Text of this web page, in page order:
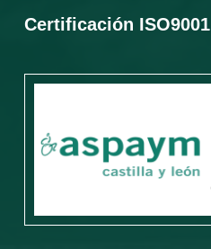
Certificación ISO9001